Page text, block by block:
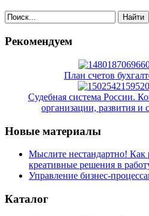
Найти
Рекомендуем
План счетов
Судебная система России.
организации, развития и
Новые материалы
Мыслите нестандартно! Как
креативные решения в
Управление бизнес-
Каталог